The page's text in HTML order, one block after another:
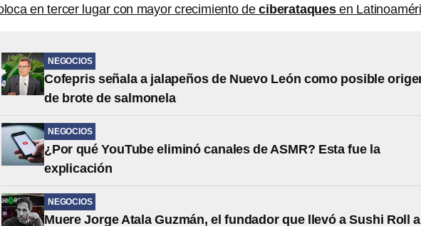
en tercer lugar con mayor crecimiento deciberataquesen
NEGOCIOS
Cofepris señala a jalapeños de Nuevo León como posible
de brote de salmonela
NEGOCIOS
¿Por qué YouTube eliminó canales de ASMR? Esta fue la
explicación
NEGOCIOS
Muere Jorge Atala Guzmán, el fundador que llevó a Sushi Roll